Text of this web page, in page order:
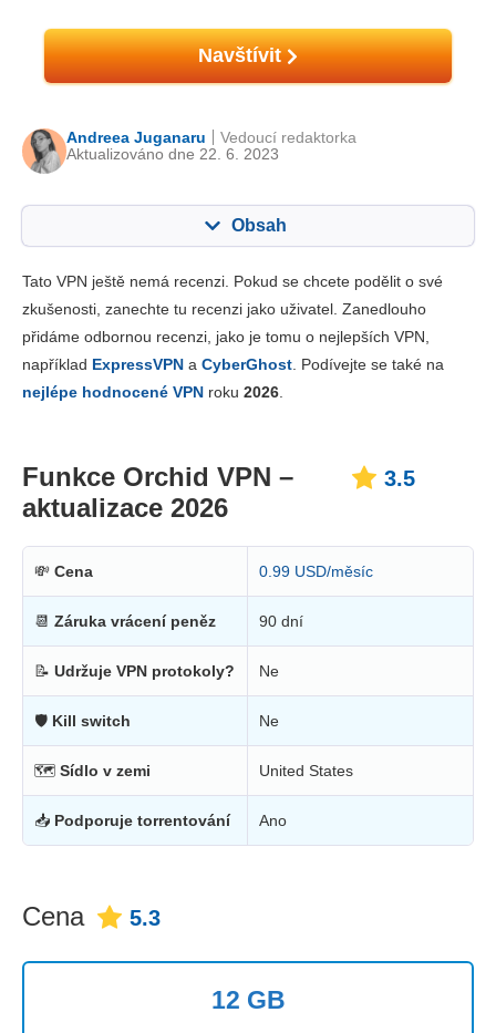
Navštívit
Andreea Juganaru
Aktualizováno dne 22. 6. 2023
Vedoucí redaktorka
Obsah
Klíčové vlastnosti 3.5
Instalace a aplikace 5.3
Tato VPN ještě nemá recenzi. Pokud se chcete podělit o své
zkušenosti, zanechte tu recenzi jako uživatel. Zanedlouho
přidáme odbornou recenzi, jako je tomu o nejlepších VPN,
například ExpressVPN a CyberGhost . Podívejte se také na
nejlépe hodnocené VPN roku 2026
Funkce Orchid VPN –
aktualizace 2026
3.5
💸 Cena 0.99 USD/měsíc
📆 Záruka vrácení peněz 90 dní
📝 Udržuje VPN protokoly? Ne
🛡 Kill switch Ne
🗺 Sídlo v zemi United States
📥 Podporuje torrentování Ano
Cena 5.3
12 GB